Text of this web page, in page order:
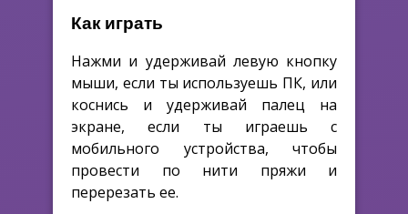
Как играть
Нажми и удерживай левую кнопку
мыши, если ты используешь ПК, или
коснись и удерживай палец на
экране, если ты играешь с
мобильного устройства, чтобы
провести по нити пряжи и
перерезать ее.